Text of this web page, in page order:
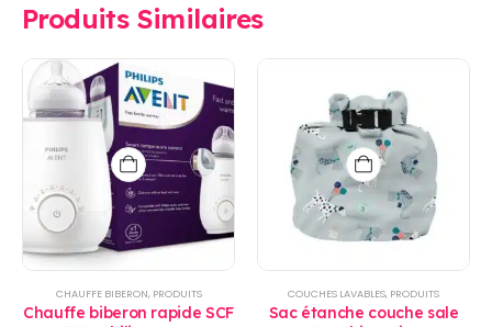
Produits Similaires
CHAUFFE BIBERON, PRODUITS
Chauffe biberon rapide SCF
COUCHES LAVABLES, PRODUITS
Sac étanche couche sale